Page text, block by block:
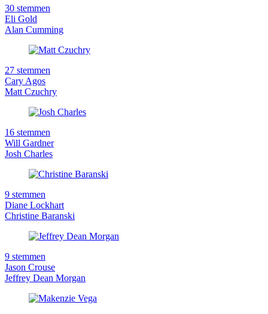
30 stemmen
Eli Gold
Alan Cumming
27 stemmen
Cary Agos
Matt Czuchry
16 stemmen
Will Gardner
Josh Charles
9 stemmen
Diane Lockhart
Christine Baranski
9 stemmen
Jason Crouse
Jeffrey Dean Morgan